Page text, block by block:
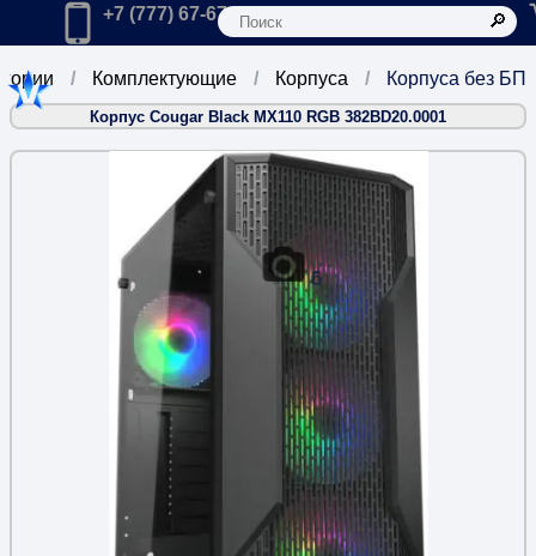
Главная
Позвонить в компанию по телефону:
+7 (777) 67-67-666
Корпуса без БП
Корпуса
Комплектующие
Корпус Cougar Black MX110 RGB 382BD20.0001
6